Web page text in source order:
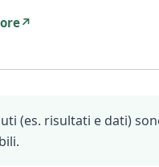
↗
(es. risultati e dati)